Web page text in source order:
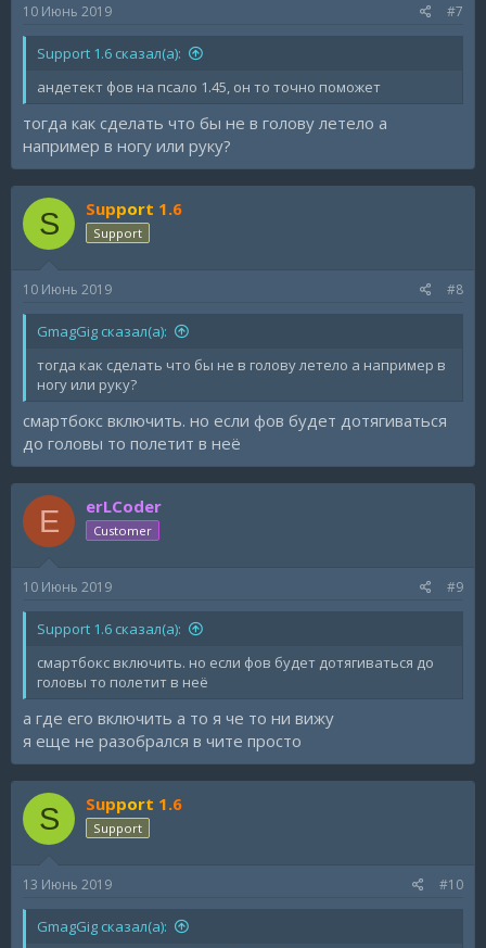
10 Июнь 2019 #7
Support 1.6 сказал(а):
андетект фов на псало 1.45, он то точно поможет
тогда как сделать что бы не в голову летело а
например в ногу или руку?
S Support 1.6
Support
10 Июнь 2019 #8
GmagGig сказал(а):
тогда как сделать что бы не в голову летело а например в
ногу или руку?
смартбокс включить. но если фов будет дотягиваться
до головы то полетит в неё
E erLCoder
Customer
10 Июнь 2019 #9
Support 1.6 сказал(а):
смартбокс включить. но если фов будет дотягиваться до
головы то полетит в неё
а где его включить а то я че то ни вижу
я еще не разобрался в чите просто
S Support 1.6
Support
13 Июнь 2019 #10
GmagGig сказал(а):